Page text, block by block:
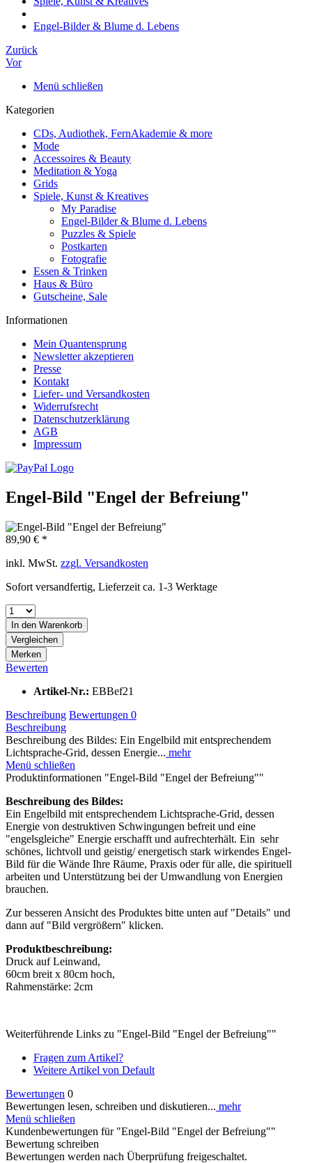
Engel-Bilder & Blume d. Lebens
Zurück
Vor
Menü schließen
Kategorien
CDs, Audiothek, FernAkademie & more
Mode
Accessoires & Beauty
Meditation & Yoga
Grids
Spiele, Kunst & Kreatives
My Paradise
Engel-Bilder & Blume d. Lebens
Puzzles & Spiele
Postkarten
Fotografie
Essen & Trinken
Haus & Büro
Gutscheine, Sale
Informationen
Mein Quantensprung
Newsletter akzeptieren
Presse
Kontakt
Liefer- und Versandkosten
Widerrufsrecht
Datenschutzerklärung
AGB
Impressum
Engel-Bild "Engel der Befreiung"
89,90 € *
inkl. MwSt. zzgl. Versandkosten
Sofort versandfertig, Lieferzeit ca. 1-3 Werktage
In den Warenkorb
Vergleichen
Merken
Bewerten
Artikel-Nr.: EBBef21
Beschreibung Bewertungen 0
Beschreibung
Beschreibung des Bildes: Ein Engelbild mit entsprechendem
Lichtsprache-Grid, dessen Energie... mehr
Menü schließen
Produktinformationen "Engel-Bild "Engel der Befreiung""
Beschreibung des Bildes:
Ein Engelbild mit entsprechendem Lichtsprache-Grid, dessen
Energie von destruktiven Schwingungen befreit und eine
"engelsgleiche" Energie erschafft und aufrechterhält. Ein sehr
schönes, lichtvoll und geistig/ energetisch stark wirkendes Engel-
Bild für die Wände Ihre Räume, Praxis oder für alle, die spirituell
arbeiten und Unterstützung bei der Umwandlung von Energien
brauchen.
Zur besseren Ansicht des Produktes bitte unten auf "Details" und
dann auf "Bild vergrößern" klicken.
Produktbeschreibung:
Druck auf Leinwand,
60cm breit x 80cm hoch,
Rahmenstärke: 2cm
Weiterführende Links zu "Engel-Bild "Engel der Befreiung""
Fragen zum Artikel?
Weitere Artikel von Default
Bewertungen 0
Bewertungen lesen, schreiben und diskutieren... mehr
Menü schließen
Kundenbewertungen für "Engel-Bild "Engel der Befreiung""
Bewertung schreiben
Bewertungen werden nach Überprüfung freigeschaltet.